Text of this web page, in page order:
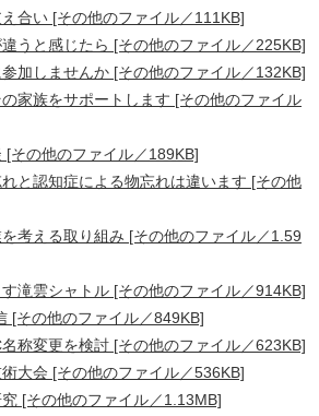
合い [その他のファイル／111KB]
うと感じたら [その他のファイル／225KB]
加しませんか [その他のファイル／132KB]
家族をサポートします [その他のファイル
[その他のファイル／189KB]
と認知症による物忘れは違います [その他
考える取り組み [その他のファイル／1.59
滝雲シャトル [その他のファイル／914KB]
[その他のファイル／849KB]
称変更を検討 [その他のファイル／623KB]
大会 [その他のファイル／536KB]
[その他のファイル／1.13MB]